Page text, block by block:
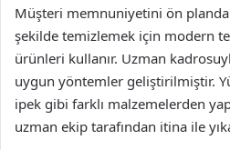
Müşteri memnuniyetini ön planda
şekilde temizlemek için modern
ürünleri kullanır. Uzman
uygun yöntemler geliştirilmiştir.
ipek gibi farklı malzemelerden
uzman ekip tarafından itina ile